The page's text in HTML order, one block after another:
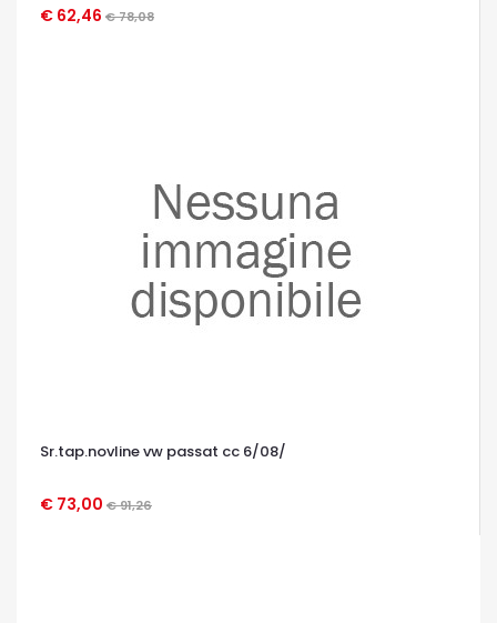
€ 62,46 € 78,08
OCCHIATA VELOCE
Sr.tap.novline vw passat cc 6/08/
€ 73,00 € 91,26
OCCHIATA VELOCE